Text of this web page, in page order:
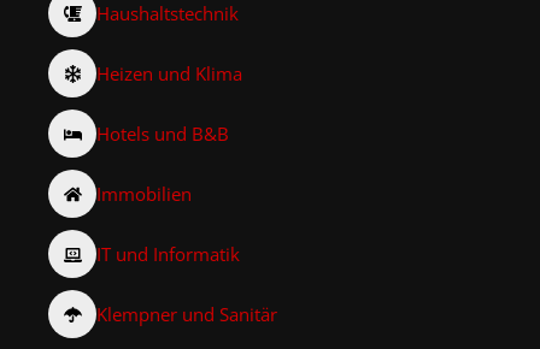
Haushaltstechnik
Heizen und Klima
Hotels und B&B
Immobilien
IT und Informatik
Klempner und Sanitär